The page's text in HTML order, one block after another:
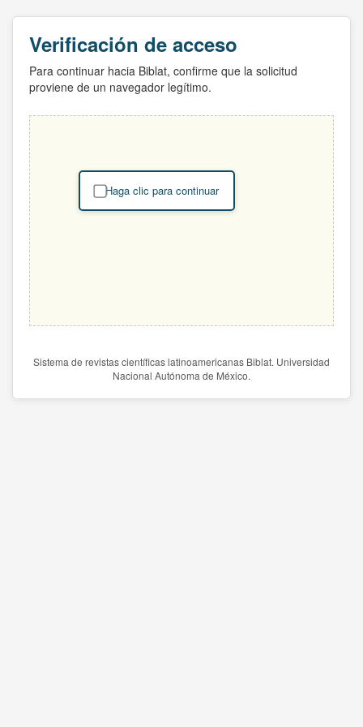
Verificación de acceso
Para continuar hacia Biblat, confirme que la solicitud
proviene de un navegador legítimo.
Haga clic para continuar
Sistema de revistas científicas latinoamericanas Biblat. Universidad
Nacional Autónoma de México.